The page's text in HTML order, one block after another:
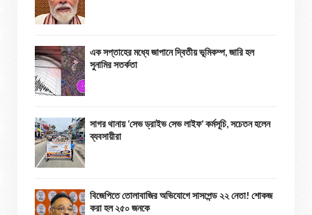
এক সপ্তাহের মধ্যে জাপানে দ্বিতীয় ভূমিকম্প, জারি হল
সুনামির সতর্কতা
সাগর থানায় ‘সেভ ড্রাইভ সেভ লাইফ’ কর্মসূচি, সচেতন হলেন
ব্যবসায়ীরা
বিজেপিতে তোলাবাজির অভিযোগে সাসপেন্ড ২২ নেতা! শোকজ
করা হল ২৫০ জনকে